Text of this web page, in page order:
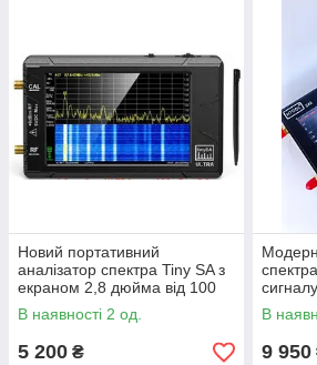
Новий портативний
аналізатор спектра Tiny SA з
екраном 2,8 дюйма від 100
кГц до 960 МГц
В наявності 2 од.
5 200 ₴
В
9 950